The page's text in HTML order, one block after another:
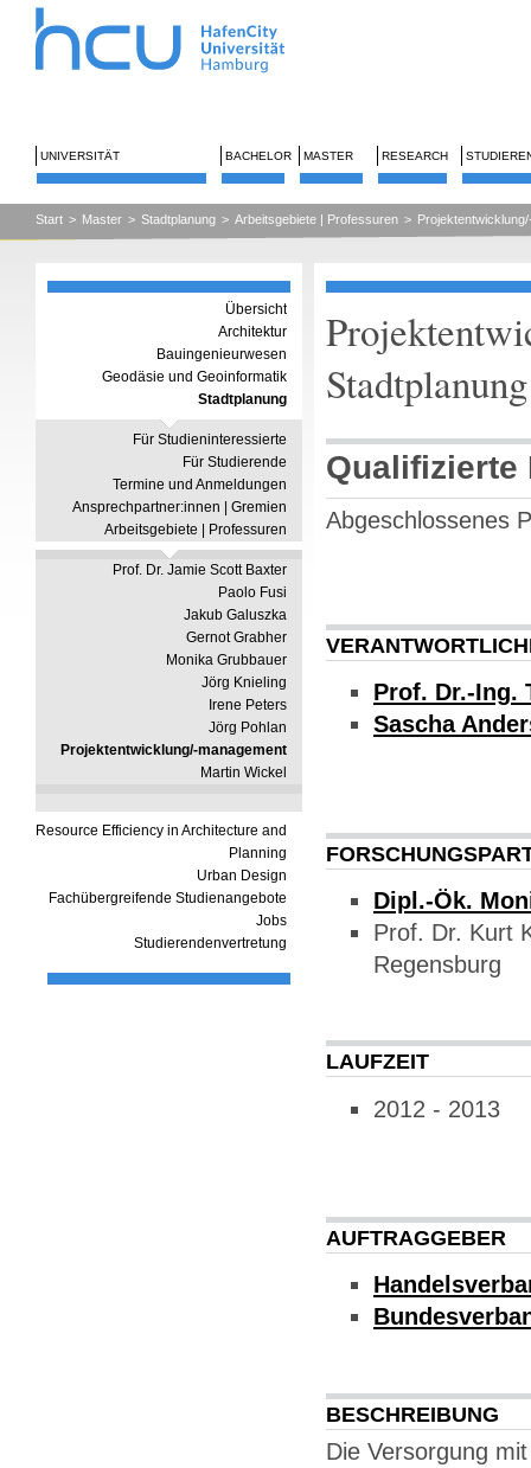
UNIVERSITÄT BACHELOR MASTER RESEARCH
Start > Master > Stadtplanung > Arbeitsgebiete | Professuren >
Übersicht
Architektur
Bauingenieurwesen
Geodäsie und Geoinformatik
Stadtplanung
Für Studieninteressierte
Für Studierende
Termine und Anmeldungen
Ansprechpartner:innen | Gremien
Arbeitsgebiete | Professuren
Prof. Dr. Jamie Scott Baxter
Paolo Fusi
Jakub Galuszka
Gernot Grabher
Monika Grubbauer
Jörg Knieling
Irene Peters
Jörg Pohlan
Projektentwicklung/-management
Martin Wickel
Resource Efficiency in Architecture and
Planning
Urban Design
Fachübergreifende Studienangebote
Jobs
Studierendenvertretung
Stadtplanung
Qualifizierte
Abgeschlossenes
Prof. Dr.-Ing.
Sascha
Dipl.-Ök.
Prof. Dr. Kurt
Regensburg
LAUFZEIT
2012 - 2013
AUFTRAGGEBER
BESCHREIBUNG
Die Versorgung